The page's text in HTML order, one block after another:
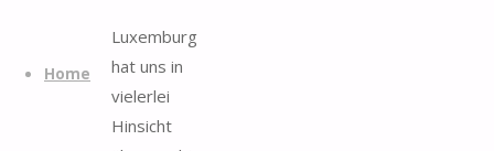
Inhalt
Home
Luxemburg
hat uns in
vielerlei
Hinsicht